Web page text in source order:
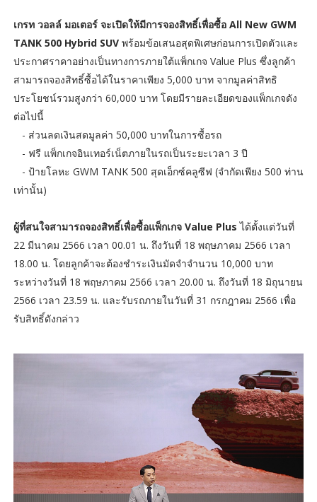
เกรท วอลล์ มอเตอร์ จะเปิดให้มีการจองสิทธิ์เพื่อซื้อ All New GWM
TANK 500 Hybrid SUVพร้อมข้อเสนอสุดพิเศษก่อนการเปิดตัวและ
ประกาศราคาอย่างเป็นทางการภายใต้แพ็กเกจ Value Plus ซึ่งลูกค้า
สามารถจองสิทธิ์ซื้อได้ในราคาเพียง 5,000 บาท จากมูลค่าสิทธิ
ประโยชน์รวมสูงกว่า 60,000 บาท โดยมีรายละเอียดของแพ็กเกจดัง
ต่อไปนี้
- ส่วนลดเงินสดมูลค่า 50,000 บาทในการซื้อรถ
- ฟรี แพ็กเกจอินเทอร์เน็ตภายในรถเป็นระยะเวลา 3 ปี
- ป้ายโลหะ GWM TANK 500 สุดเอ็กซ์คลูซีฟ (จำกัดเพียง 500 ท่าน
เท่านั้น)
ผู้ที่สนใจสามารถจองสิทธิ์เพื่อซื้อแพ็กเกจ Value Plusได้ตั้งแต่วันที่
22 มีนาคม 2566 เวลา 00.01 น. ถึงวันที่ 18 พฤษภาคม 2566 เวลา
18.00 น. โดยลูกค้าจะต้องชำระเงินมัดจำจำนวน 10,000 บาท
ระหว่างวันที่ 18 พฤษภาคม 2566 เวลา 20.00 น. ถึงวันที่ 18 มิถุนายน
2566 เวลา 23.59 น. และรับรถภายในวันที่ 31 กรกฎาคม 2566 เพื่อ
รับสิทธิ์ดังกล่าว